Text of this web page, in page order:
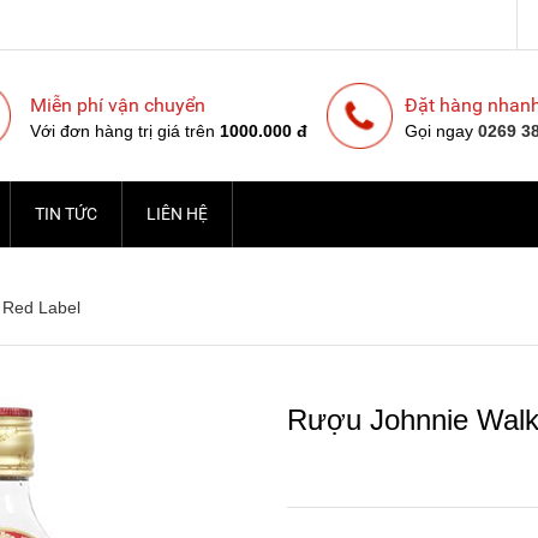
Miễn phí vận chuyển
Với đơn hàng trị giá trên 1000.000 đ
Đặt hàng
Gọi ngay 0269
TIN TỨC LIÊN HỆ
Label
Rượu Johnnie